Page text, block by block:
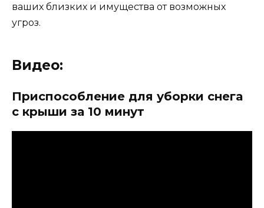
ваших близких и имущества от возможных
угроз.
Видео:
Приспособление для уборки снега
с крыши за 10 минут